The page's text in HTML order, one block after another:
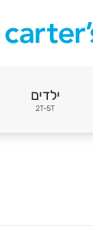
ילדים
2T-5T